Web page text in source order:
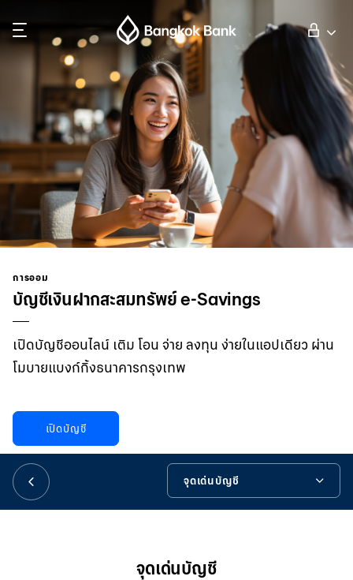
ลูกค้าบุคคล
ลูกค้าธุรกิจ
กิจการธนาคารต่างประเทศ
นักลงทุนสัมพันธ์
เกี่ยวกับธนาคารกรุงเทพ
華人事務
日本語
EN
การออม
บัญชีเงินฝากสะสมทรัพย์ e-Savings
เปิดบัญชีออนไลน์ เติม โอน จ่าย ลงทุน ง่ายในแอปเดียว ผ่าน
โมบายแบงก์กิ้งธนาคารกรุงเทพ
เปิดบัญชี
จุดเด่นบัญชี
คุณสมบัติและเอกสารประกอบ
จุดเด่นบัญชี